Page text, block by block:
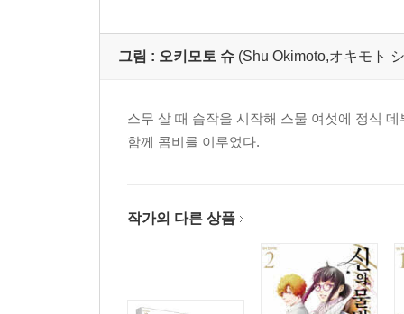
그림 : 오키모토 슈 (Shu Okimoto,オキモト
스무 살 때 습작을 시작해 스물 여섯에 정식
함께 콤비를 이루었다.
작가의 다른 상품